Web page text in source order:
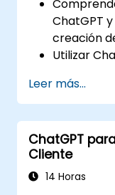
ChatGPT
creación
Utilizar
escritor.
Mejorar la
contenido
utilizar
creación
Leer más...
ChatGPT
Cliente
14 Horas